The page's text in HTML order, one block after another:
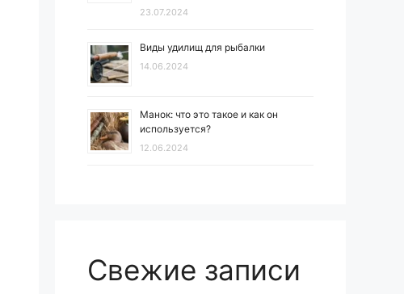
23.07.2024
Виды удилищ для рыбалки
14.06.2024
Манок: что это такое и как он
используется?
12.06.2024
Свежие записи